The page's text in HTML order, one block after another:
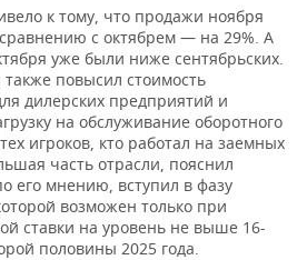
к тому, что продажи ноября
с октябрем — на 29%. А
уже были ниже сентябрьских.
также повысил стоимость
дилерских предприятий и
на обслуживание оборотного
игроков, кто работал на заемных
часть отрасли, пояснил
его мнению, вступил в фазу
возможен только при
ставки на уровень не выше 16-
половины 2025 года.